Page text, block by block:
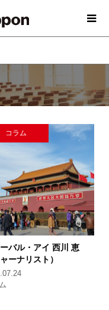
コラム
バル・アイ西川 恵
ャーナリスト）